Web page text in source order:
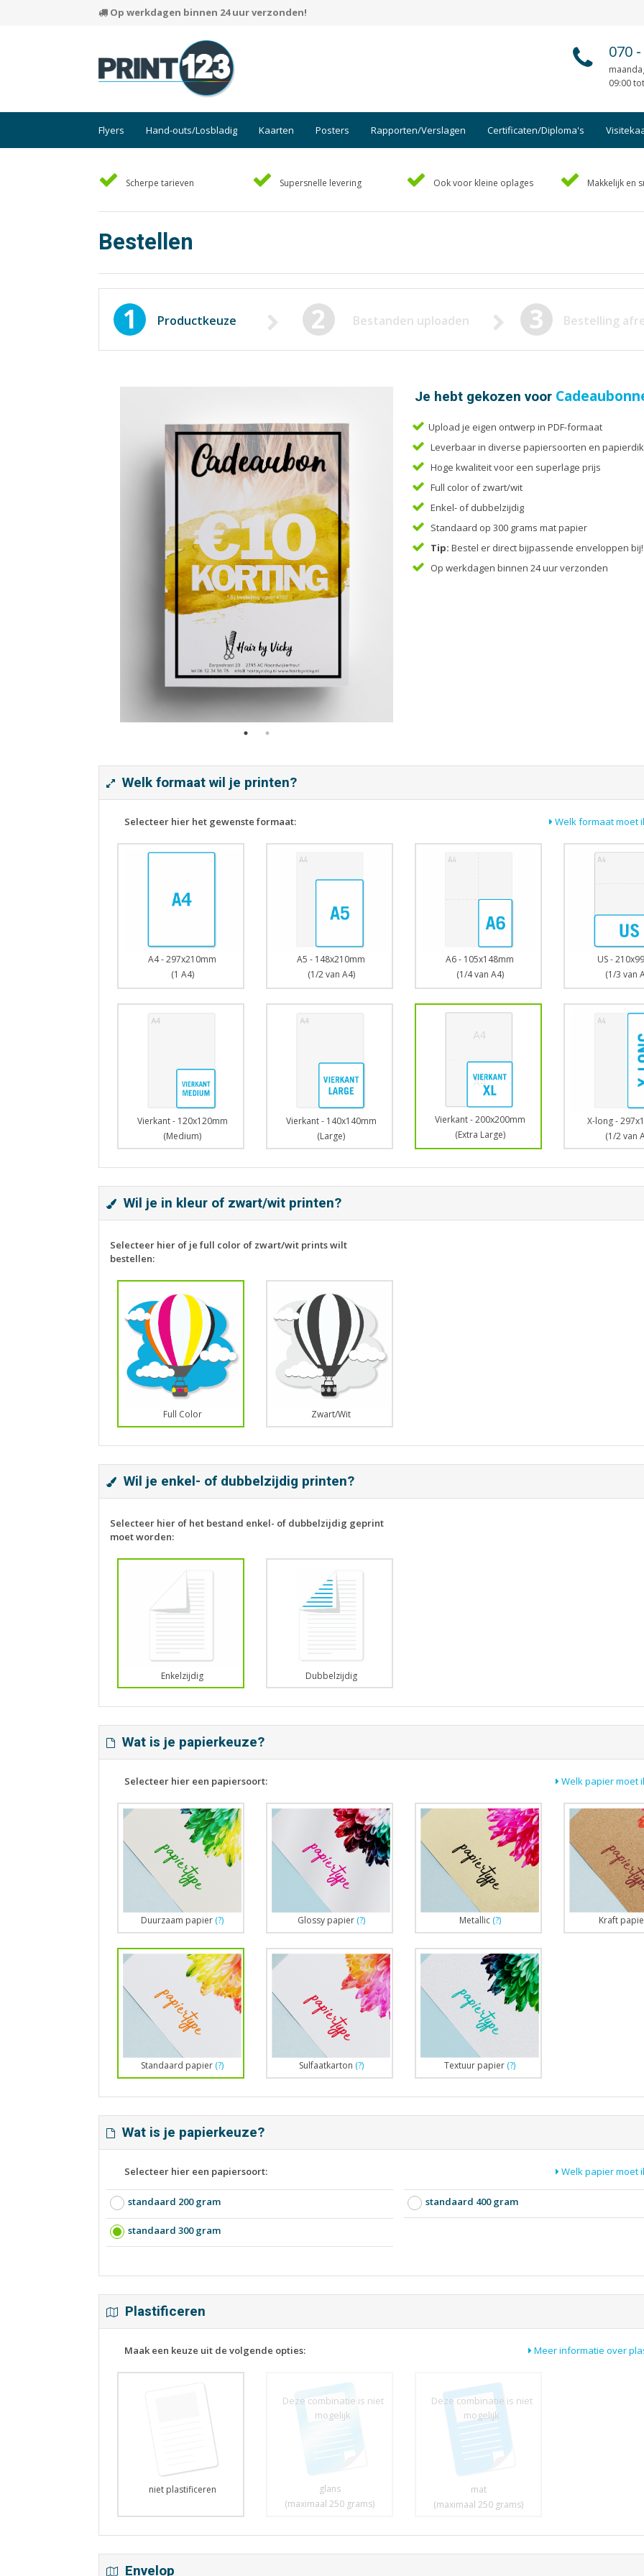
Op werkdagen binnen 24 uur verzonden!
070
09:00
Flyers Hand-outs/Losbladig Kaarten Posters Rapporten/Verslagen Certificaten/Diploma's
Briefpapier
Doordruksets
Enveloppen
Folders
Scherpe tarieven Supersnelle levering Ook voor kleine oplages Makkelijk en
Bestellen
1 Productkeuze 2 Bestanden uploaden 3 Bestelling
Je hebt gekozen voor
Upload je eigen ontwerp in PDF-formaat
Leverbaar in diverse papiersoorten en
Hoge kwaliteit voor een superlage prijs
Full color of zwart/wit
Enkel- of dubbelzijdig
Standaard op 300 grams mat papier
Tip: Bestel er direct bijpassende enveloppen bij!
Op werkdagen binnen 24 uur verzonden
Welk formaat wil je printen?
Selecteer hier het gewenste formaat: Welk formaat moet
A4 - 297x210mm
(1 A4)
A5 - 148x210mm
(1/2 van A4)
A6 - 105x148mm
(1/4 van A4)
US -
(1/3 van
Vierkant - 120x120mm
(Medium)
Vierkant - 140x140mm
(Large)
Vierkant - 200x200mm
(Extra Large)
X-long -
(1/2 van
Wil je in kleur of zwart/wit printen?
Selecteer hier of je full color of zwart/wit prints wilt
bestellen:
Full Color Zwart/Wit
Wil je enkel- of dubbelzijdig printen?
Selecteer hier of het bestand enkel- of dubbelzijdig geprint
moet worden:
Enkelzijdig Dubbelzijdig
Wat is je papierkeuze?
Selecteer hier een papiersoort: Welk papier moet
Duurzaam papier (?) Glossy papier (?) Metallic (?) Kraft
Standaard papier (?) Sulfaatkarton (?) Textuur papier (?)
Wat is je papierkeuze?
Selecteer hier een papiersoort: Welk papier moet
standaard 200 gram
standaard 300 gram
standaard 400 gram
Plastificeren
Maak een keuze uit de volgende opties: Meer informatie over
niet plastificeren
glans
(maximaal 250 grams)
Deze combinatie is niet
mogelijk
mat
(maximaal 250 grams)
Deze combinatie is niet
mogelijk
Envelop